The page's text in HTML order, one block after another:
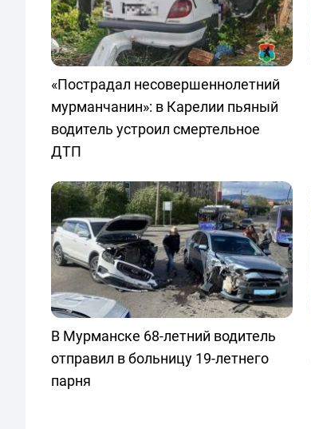
«Пострадал несовершеннолетний
мурманчанин»: в Карелии пьяный
водитель устроил смертельное
ДТП
В Мурманске 68-летний водитель
отправил в больницу 19-летнего
парня